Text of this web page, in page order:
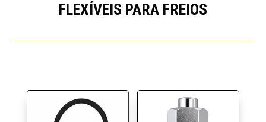
FLEXÍVEIS PARA FREIOS